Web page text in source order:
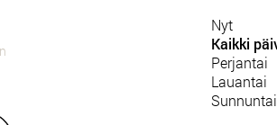
Nyt
Kaikki
Perjantai
Lauantai
Sunnuntai